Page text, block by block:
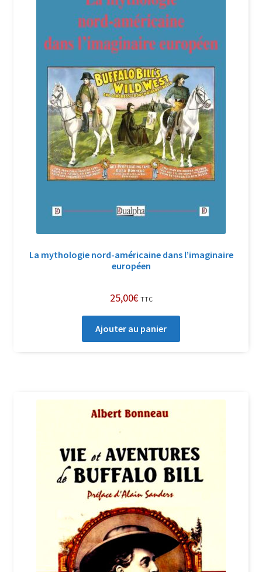
Login Customizer
Newsletter
Politique de confidentialité et cookies
Qui sommes-nous ?
Soutien à Philippe Randa
Suivi de la Commande
La mythologie nord-américaine dans l’imaginaire
européen
25,00€ TTC
Ajouter au panier